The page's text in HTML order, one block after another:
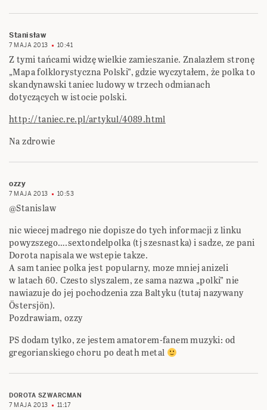
Stanisław
7 MAJA 2013 10:41
Z tymi tańcami widzę wielkie zamieszanie. Znalazłem stronę
„Mapa folklorystyczna Polski”, gdzie wyczytałem, że polka to
skandynawski taniec ludowy w trzech odmianach
dotyczących w istocie polski.
http://taniec.re.pl/artykul/4089.html
Na zdrowie
ozzy
7 MAJA 2013 10:53
@Stanislaw
nic wiecej madrego nie dopisze do tych informacji z linku
powyzszego….sextondelpolka (tj szesnastka) i sadze, ze pani
Dorota napisala we wstepie takze.
A sam taniec polka jest popularny, moze mniej anizeli
w latach 60. Czesto slyszalem, ze sama nazwa „polki” nie
nawiazuje do jej pochodzenia zza Baltyku (tutaj nazywany
Östersjön).
Pozdrawiam, ozzy
PS dodam tylko, ze jestem amatorem-fanem muzyki: od
gregorianskiego choru po death metal
DOROTA SZWARCMAN
7 MAJA 2013
11:17